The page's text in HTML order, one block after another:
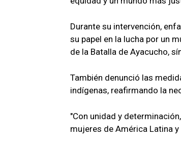
Durante su intervención,
su papel en la lucha por un
de la Batalla de Ayacucho,
También denunció las
indígenas, reafirmando la
"Con unidad y
mujeres de América Latina y